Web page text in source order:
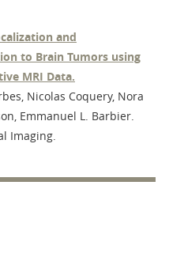
and
to Brain Tumors using
MRI Data.
Nicolas Coquery, Nora
Emmanuel L. Barbier.
Imaging.